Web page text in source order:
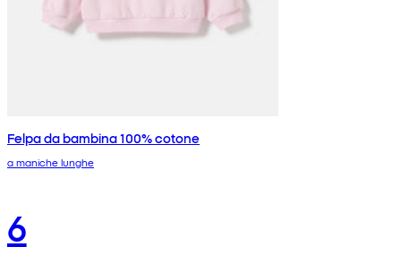
Felpa da bambina 100% cotone
a maniche lunghe
6